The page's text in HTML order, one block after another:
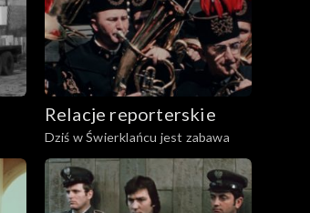
Relacje reporterskie
Dziś w Świerklańcu jest zabawa